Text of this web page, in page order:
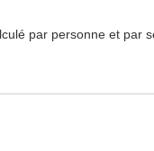
par personne et par